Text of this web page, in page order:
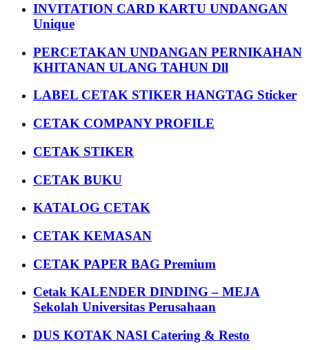
INVITATION CARD KARTU UNDANGAN
Unique
PERCETAKAN UNDANGAN PERNIKAHAN
KHITANAN ULANG TAHUN Dll
LABEL CETAK STIKER HANGTAG Sticker
CETAK COMPANY PROFILE
CETAK STIKER
CETAK BUKU
KATALOG CETAK
CETAK KEMASAN
CETAK PAPER BAG Premium
Cetak KALENDER DINDING – MEJA
Sekolah Universitas Perusahaan
DUS KOTAK NASI Catering & Resto